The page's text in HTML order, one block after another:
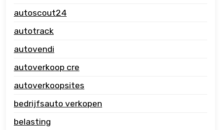
autoscout24
autotrack
autovendi
autoverkoop cre
autoverkoopsites
bedrijfsauto verkopen
belasting